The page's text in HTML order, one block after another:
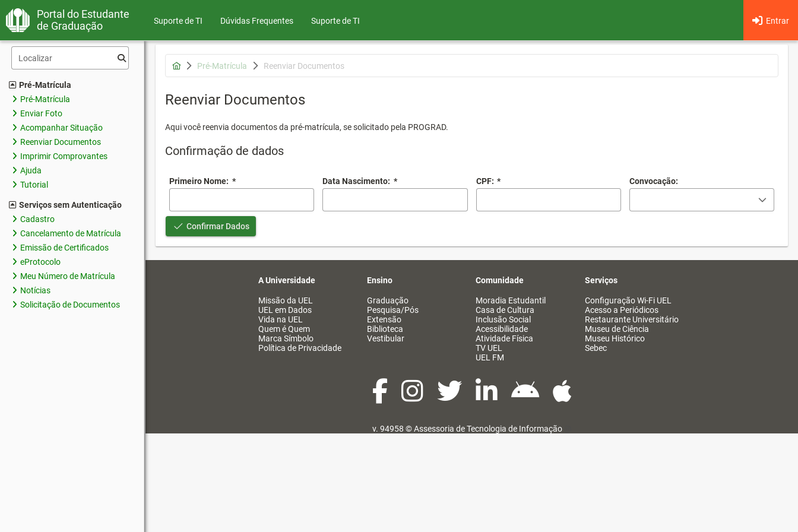
Portal do Estudante
de Graduação
Suporte de TI Dúvidas Frequentes Entrar
Suporte de TI
Pré-Matrícula
Pré-Matrícula
Enviar Foto
Acompanhar Situação
Reenviar Documentos
Imprimir Comprovantes
Ajuda
Tutorial
Serviços sem Autenticação
Cadastro
Cancelamento de Matrícula
Emissão de Certificados
eProtocolo
Meu Número de Matrícula
Notícias
Solicitação de Documentos
Pré-Matrícula Reenviar Documentos
Reenviar Documentos
Aqui você reenvia documentos da pré-matrícula, se solicitado pela PROGRAD.
Confirmação de dados
Primeiro Nome: * Data Nascimento: * CPF: * Convocação:
Confirmar Dados
A Universidade
Missão da UEL
UEL em Dados
Vida na UEL
Quem é Quem
Marca Símbolo
Política de Privacidade
Ensino
Graduação
Pesquisa/Pós
Extensão
Biblioteca
Vestibular
Comunidade
Moradia Estudantil
Casa de Cultura
Inclusão Social
Acessibilidade
Atividade Física
TV UEL
UEL FM
Serviços
Configuração Wi-Fi UEL
Acesso a Periódicos
Restaurante Universitário
Museu de Ciência
Museu Histórico
Sebec
v. 94958 ©Assessoria de Tecnologia de Informação